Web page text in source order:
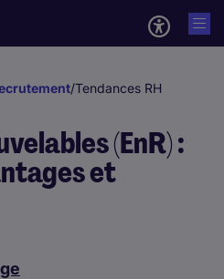
/Tendances RH
(EnR) :
et